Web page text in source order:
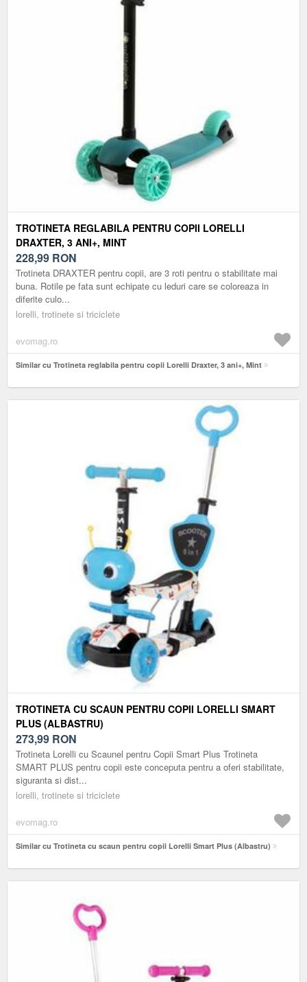
TROTINETA REGLABILA PENTRU COPII LORELLI
DRAXTER, 3 ANI+, MINT
228,99 RON
Trotineta DRAXTER pentru copii, are 3 roti pentru o stabilitate mai
buna. Rotile pe fata sunt echipate cu leduri care se coloreaza in
diferite culo...
lorelli, trotinete si triciclete
evomag.ro
Similar cu Trotineta reglabila pentru copii Lorelli Draxter, 3 ani+, Mint
TROTINETA CU SCAUN PENTRU COPII LORELLI SMART
PLUS (ALBASTRU)
273,99 RON
Trotineta Lorelli cu Scaunel pentru Copii Smart Plus Trotineta
SMART PLUS pentru copii este conceputa pentru a oferi stabilitate,
siguranta si dist...
lorelli, trotinete si triciclete
evomag.ro
Similar cu Trotineta cu scaun pentru copii Lorelli Smart Plus (Albastru)